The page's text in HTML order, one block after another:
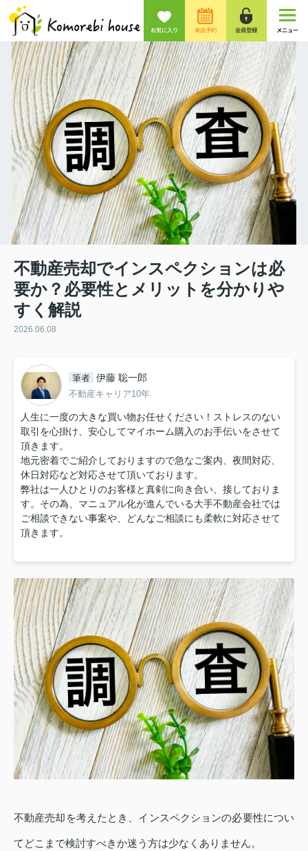
お気に入り 来店予約 会員登録 メニュー
不動産売却でインスペクションは必
要か？必要性とメリットを分かりや
すく解説
2026.06.08
筆者 伊藤 聡一郎
不動産キャリア10年
人生に一度の大きな買い物お任せください！ストレスのない
取引を心掛け、安心してマイホーム購入のお手伝いをさせて
頂きます。
地元密着でご紹介しておりますので急なご案内、夜間対応、
休日対応など対応させて頂いております。
弊社は一人ひとりのお客様と真剣に向き合い、接しておりま
す。その為、マニュアル化が進んでいる大手不動産会社では
ご相談できない事案や、どんなご相談にも柔軟に対応させて
頂きます。
不動産売却を考えたとき、インスペクションの必要性につい
てどこまで検討すべきか迷う方は少なくありません。